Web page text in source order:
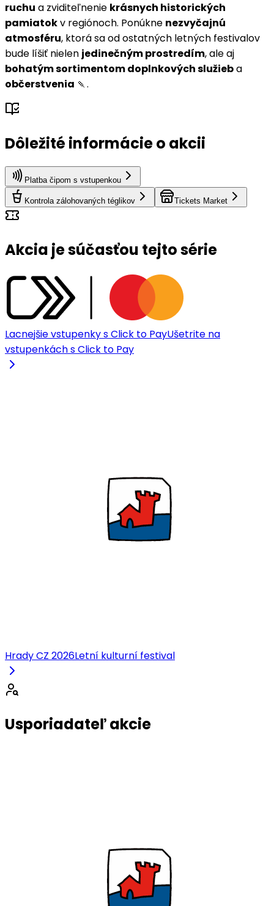
ruchu a zviditeľnenie krásnych historických
pamiatokv regiónoch. Ponúkne nezvyčajnú
atmosféru, ktorá sa od ostatných letných festivalov
bude líšiť nielen jedinečným prostredím, ale aj
bohatým sortimentom doplnkových služieba
občerstvenia 🍡.
Dôležité informácie o akcii
Platba čipom s vstupenkou
Kontrola zálohovaných téglikov Tickets Market
Akcia je súčasťou tejto série
Lacnejšie vstupenky s Click to PayUšetrite na
vstupenkách s Click to Pay
Hrady CZ 2026Letní kulturní festival
Usporiadateľ akcie